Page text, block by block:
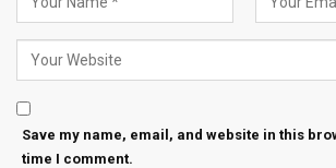
Save my name, email, and website in this
time I comment.